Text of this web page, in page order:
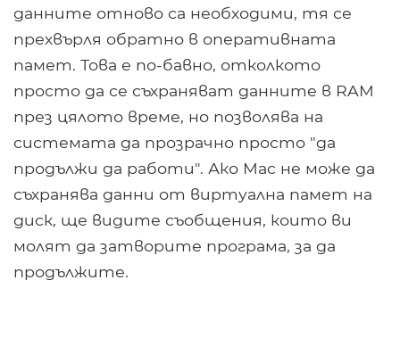
данните отново са необходими, тя се
прехвърля обратно в оперативната
памет. Това е по-бавно, отколкото
просто да се съхраняват данните в RAM
през цялото време, но позволява на
системата да прозрачно просто "да
продължи да работи". Ако Mac не може да
съхранява данни от виртуална памет на
диск, ще видите съобщения, които ви
молят да затворите програма, за да
продължите.